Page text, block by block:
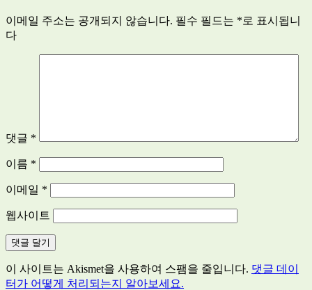
이메일 주소는 공개되지 않습니다. 필수 필드는 * 로 표시됩니
다
댓글 *
이름 *
이메일 *
웹사이트
이 사이트는 Akismet을 사용하여 스팸을 줄입니다. 댓글 데이
터가 어떻게 처리되는지 알아보세요.